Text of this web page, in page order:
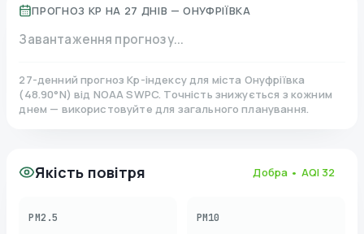
ПРОГНОЗ KP НА 27 ДНІВ — ОНУФРІЇВКА
Завантаження прогнозу...
27-денний прогноз Kp-індексу для міста Онуфріївка
(48.90°N)від NOAA SWPC. Точність знижується з кожним
днем — використовуйте для загального планування.
Якість повітря Добра • AQI 32
PM2.5 PM10